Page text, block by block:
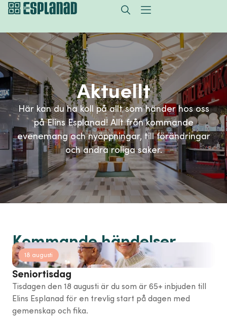
Aktuellt
Här kan du ha koll på allt som händer hos oss
på Elins Esplanad! Allt från kommande
evenemang och nyöppningar, till förändringar
och andra roliga saker.
Kommande händelser
18 augusti
Seniortisdag
Tisdagen den 18 augusti är du som är 65+ inbjuden till
Elins Esplanad för en trevlig start på dagen med
gemenskap och fika.